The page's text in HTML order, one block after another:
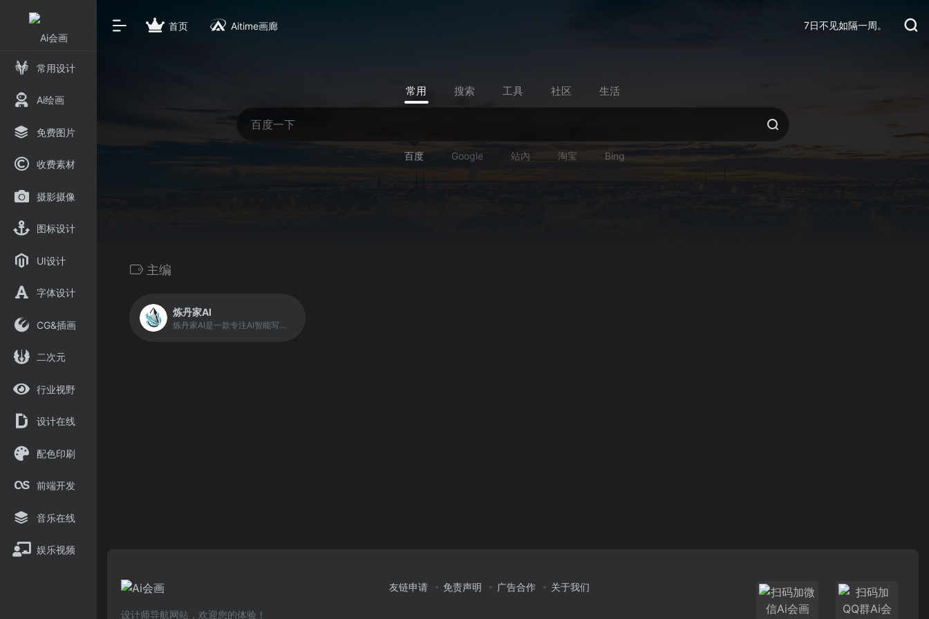
常用设计
Ai绘画
免费图片
收费素材
摄影摄像
图标设计
UI设计
字体设计
CG&插画
二次元
行业视野
设计在线
配色印刷
前端开发
音乐在线
娱乐视频
首页 Aitime画廊 7日不见如隔一周。
常用 搜索 工具 社区 生活
百度 Google 站内 淘宝 Bing
主编
炼丹家AI
炼丹家AI是一款专注AI智能写作、AI智能绘画的高效创作应用，提供超级多种AI自动写作生成器，在线写各类材料文章作文，工作计划总结报告，论文辅助，小说灵感，创意策划，宣传软文，公众号写作，学术研究，PPT，演讲稿，简历润色，活动策划，旅游攻略，好物种草，短视频脚本创作等，自动生成高质量的原创文章。
设计师导航网站，欢迎您的体验！
友链申请 免责声明 广告合作 关于我们